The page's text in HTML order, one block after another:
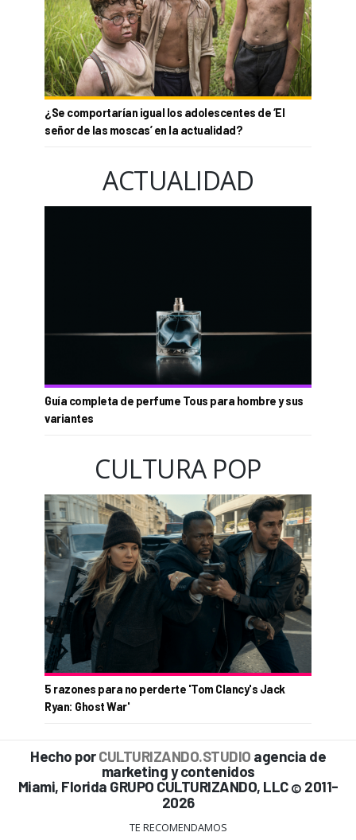
¿Se comportarían igual los adolescentes de ‘El
señor de las moscas’ en la actualidad?
ACTUALIDAD
Guía completa de perfume Tous para hombre y sus
variantes
CULTURA POP
5 razones para no perderte 'Tom Clancy's Jack
Ryan: Ghost War'
Hecho porCULTURIZANDO.STUDIO agencia de
marketing y contenidos
Miami, Florida GRUPO CULTURIZANDO, LLC © 2011-
2026
TE RECOMENDAMOS